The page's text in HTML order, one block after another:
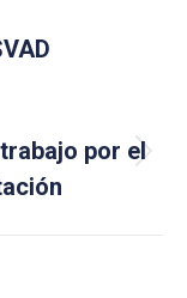
por el